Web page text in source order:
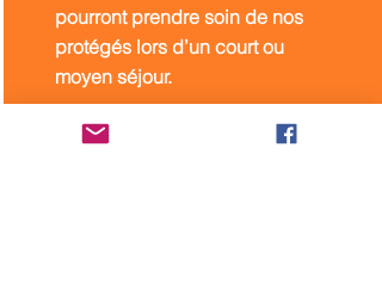
pourront prendre soin de nos
protégés lors d’un court ou
moyen séjour.